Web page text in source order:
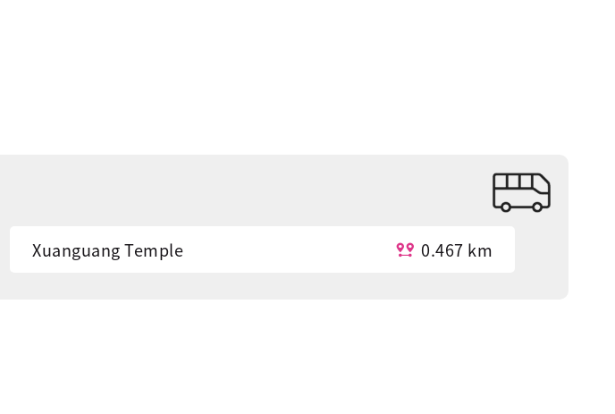
Xuanguang Temple 0.467 km